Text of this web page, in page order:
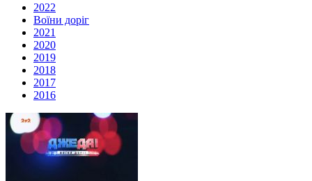
2022
Воїни доріг
2021
2020
2019
2018
2017
2016